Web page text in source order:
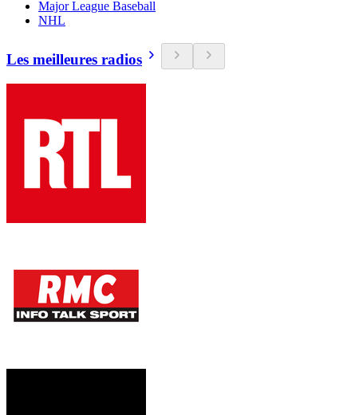
Major League Baseball
NHL
Les meilleures radios